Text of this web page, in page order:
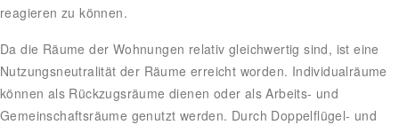
reagieren zu können.
Da die Räume der Wohnungen relativ gleichwertig sind, ist eine
Nutzungsneutralität der Räume erreicht worden. Individualräume
können als Rückzugsräume dienen oder als Arbeits- und
Gemeinschaftsräume genutzt werden. Durch Doppelflügel- und